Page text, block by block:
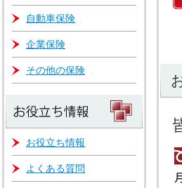
自動車保険
企業保険
その他の保険
お役立ち情報
よくある質問